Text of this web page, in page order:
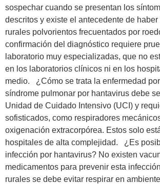
sospechar cuando se presentan los
descritos y existe el antecedente de
rurales polvorientos frecuentados por
confirmación del diagnóstico requiere
laboratorio muy especializadas, que no
en los laboratorios clínicos ni en los
medio. ¿Cómo se trata la enfermedad
síndrome pulmonar por hantavirus debe
Unidad de Cuidado Intensivo (UCI) y
sofisticados, como respiradores
oxigenación extracorpórea. Estos solo
hospitales de alta complejidad. ¿Es
infección por hantavirus? No existen
medicamentos para prevenir esta
rurales se debe evitar respirar en